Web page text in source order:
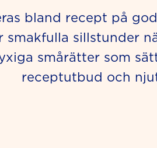
bland recept på
smakfulla sillstunder
smårätter som
receptutbud och